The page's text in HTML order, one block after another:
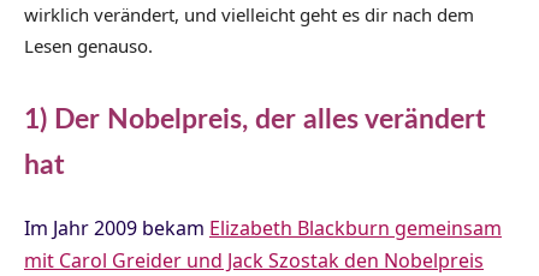
wirklich verändert, und vielleicht geht es dir nach dem
Lesen genauso.
1) Der Nobelpreis, der alles verändert
hat
Im Jahr 2009 bekam Elizabeth Blackburn gemeinsam
mit Carol Greider und Jack Szostak den Nobelpreis